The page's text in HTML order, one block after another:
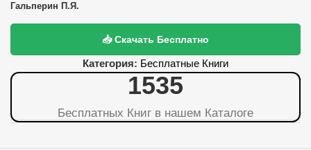
Гальперин П.Я.
📥 Скачать Бесплатно
Категория: Бесплатные Книги
1536
Бесплатных Книг в нашем Каталоге